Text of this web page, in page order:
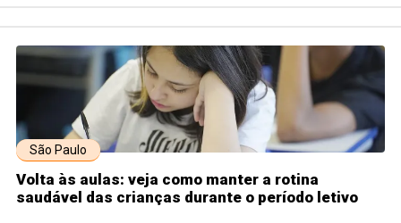
São Paulo
Volta às aulas: veja como manter a rotina
saudável das crianças durante o período letivo